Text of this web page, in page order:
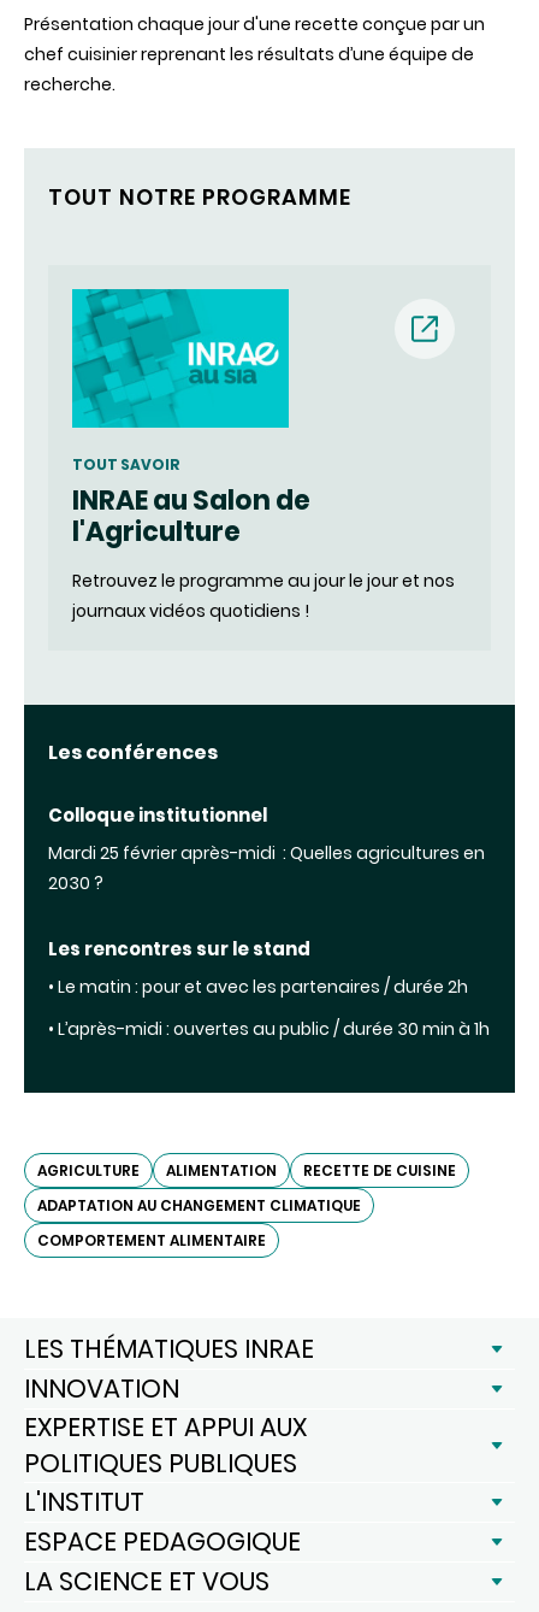
Présentation chaque jour d'une recette conçue par un
chef cuisinier reprenant les résultats d’une équipe de
recherche.
TOUT NOTRE PROGRAMME
TOUT SAVOIR
INRAE au Salon de
l'Agriculture
Retrouvez le programme au jour le jour et nos
journaux vidéos quotidiens !
Les conférences
Colloque institutionnel
Mardi 25 février après-midi : Quelles agricultures en
2030 ?
Les rencontres sur le stand
• Le matin : pour et avec les partenaires / durée 2h
• L’après-midi : ouvertes au public / durée 30 min à 1h
AGRICULTURE ALIMENTATION
RECETTE DE CUISINE
ADAPTATION AU CHANGEMENT CLIMATIQUE
COMPORTEMENT ALIMENTAIRE
LES THÉMATIQUES INRAE
INNOVATION
EXPERTISE ET APPUI AUX
POLITIQUES PUBLIQUES
L'INSTITUT
ESPACE PEDAGOGIQUE
LA SCIENCE ET VOUS